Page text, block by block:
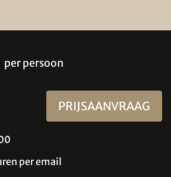
per persoon
PRIJSAANVRAAG
per email